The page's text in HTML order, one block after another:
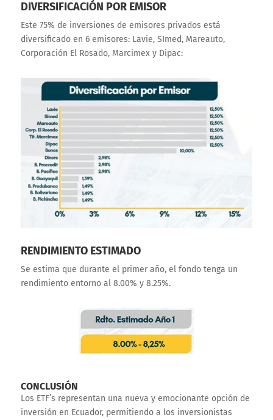
DIVERSIFICACIÓN POR EMISOR
Este 75% de inversiones de emisores privados está
diversificado en 6 emisores: Lavie, SImed, Mareauto,
Corporación El Rosado, Marcimex y Dipac:
RENDIMIENTO ESTIMADO
Se estima que durante el primer año, el fondo tenga un
rendimiento entorno al 8.00% y 8.25%.
CONCLUSIÓN
Los ETF’s representan una nueva y emocionante opción de
inversión en Ecuador, permitiendo a los inversionistas